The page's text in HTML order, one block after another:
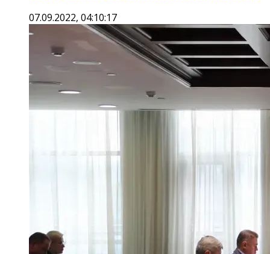
07.09.2022, 04:10:17